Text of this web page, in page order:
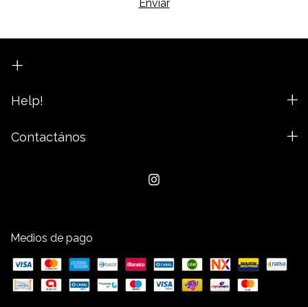
Help!
Contactános
Medios de pago